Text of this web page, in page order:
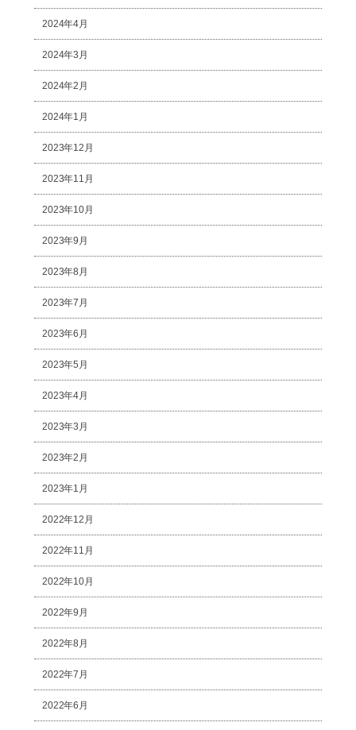
2024年4月
2024年3月
2024年2月
2024年1月
2023年12月
2023年11月
2023年10月
2023年9月
2023年8月
2023年7月
2023年6月
2023年5月
2023年4月
2023年3月
2023年2月
2023年1月
2022年12月
2022年11月
2022年10月
2022年9月
2022年8月
2022年7月
2022年6月